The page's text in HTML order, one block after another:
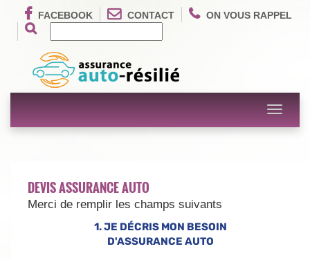
FACEBOOK CONTACT ON VOUS RAPPEL
Toggle
DEVIS ASSURANCE AUTO
Merci de remplir les champs suivants